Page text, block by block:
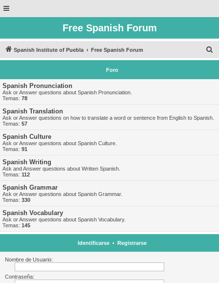
Free Spanish Forum
Spanish Institute of Puebla Free Spanish Forum
u
Foro
Spanish Pronunciation
Ask or Answer questions about Spanish Pronunciation.
Temas: 78
Spanish Translation
Ask or Answer questions on how to translate a word or sentence from English to Spanish.
Temas: 57
Spanish Culture
Ask or Answer questions about Spanish Culture.
Temas: 91
Spanish Writing
Ask and Answer questions about Written Spanish.
Temas: 112
Spanish Grammar
Ask or Answer questions about Spanish Grammar.
Temas: 330
Spanish Vocabulary
Ask or Answer questions about Spanish Vocabulary.
Temas: 145
Identificarse• Registrarse
Nombre de Usuario:
Contraseña: